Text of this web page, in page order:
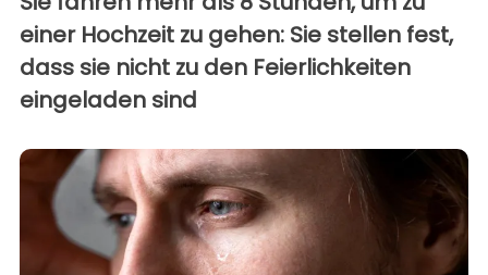
einer Hochzeit zu gehen: Sie stellen fest,
dass sie nicht zu den Feierlichkeiten
eingeladen sind